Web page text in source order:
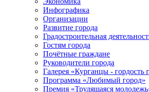
Инфографика
Организации
Развитие города
Градостроительная
Гостям города
Почётные граждане
Руководители города
Галерея «Курганцы - гордость
Программа «Любимый город»
Премия «Трудящаяся